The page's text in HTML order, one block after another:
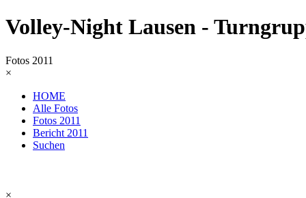
Volley-Night Lausen -
Fotos 2011
×
HOME
Alle Fotos
Fotos 2011
Bericht 2011
Suchen
×